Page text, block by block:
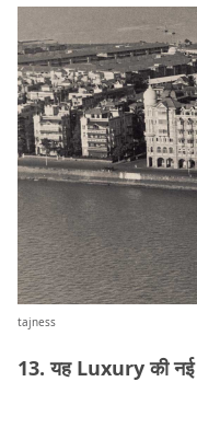
tajness
13. यह Luxury की नई